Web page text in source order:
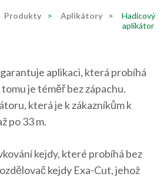
Produkty > Aplikátory >
Hadicový
aplikátor
aplikaci, která probíhá
je téměř bez zápachu.
která je k zákazníkům k
po 33 m.
kejdy, které probíhá bez
kejdy Exa-Cut, jehož